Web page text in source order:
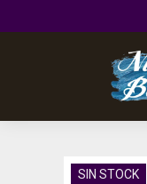
SIN STOCK